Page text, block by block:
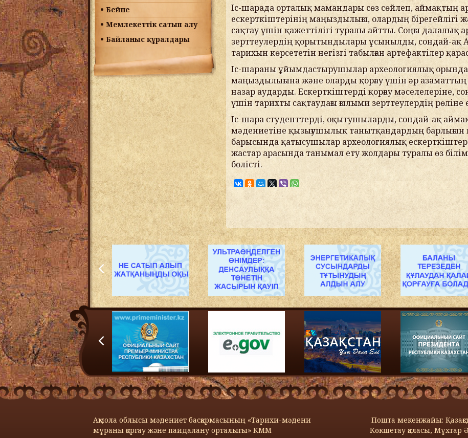
Бейне
Мемлекеттік сатып алу
Байланыс құралдары
Іс-шарада орталық мамандары сөз сөйлеп, аймақтың
ескерткіштерінің маңыздылығы, олардың
сақтау үшін қажеттілігі туралы айтты. Соңғы далалық
зерттеулердің қорытындылары ұсынылды, сондай-ақ
тарихын көрсететін негізгі табылған артефактілер
Іс-шараны ұйымдастырушылар археологиялық
маңыздылығына және оларды қорғау үшін әр
назар аударды. Ескерткіштерді қорғау мәселелеріне,
үшін тарихты сақтаудағы ғылыми зерттеулердің
Іс-шара студенттерді, оқытушыларды, сондай-ақ
мәдениетіне қызығушылық танытқандардың
барысында қатысушылар археологиялық
жастар арасында танымал ету жолдары туралы өз
бөлісті.
Ақмола облысы мәдениет басқармасының «Тарихи-мәдени
мұраны қорғау және пайдалану орталығы» КММ
Пошта мекенжайы:
Көкшетау қаласы, Мұхтар